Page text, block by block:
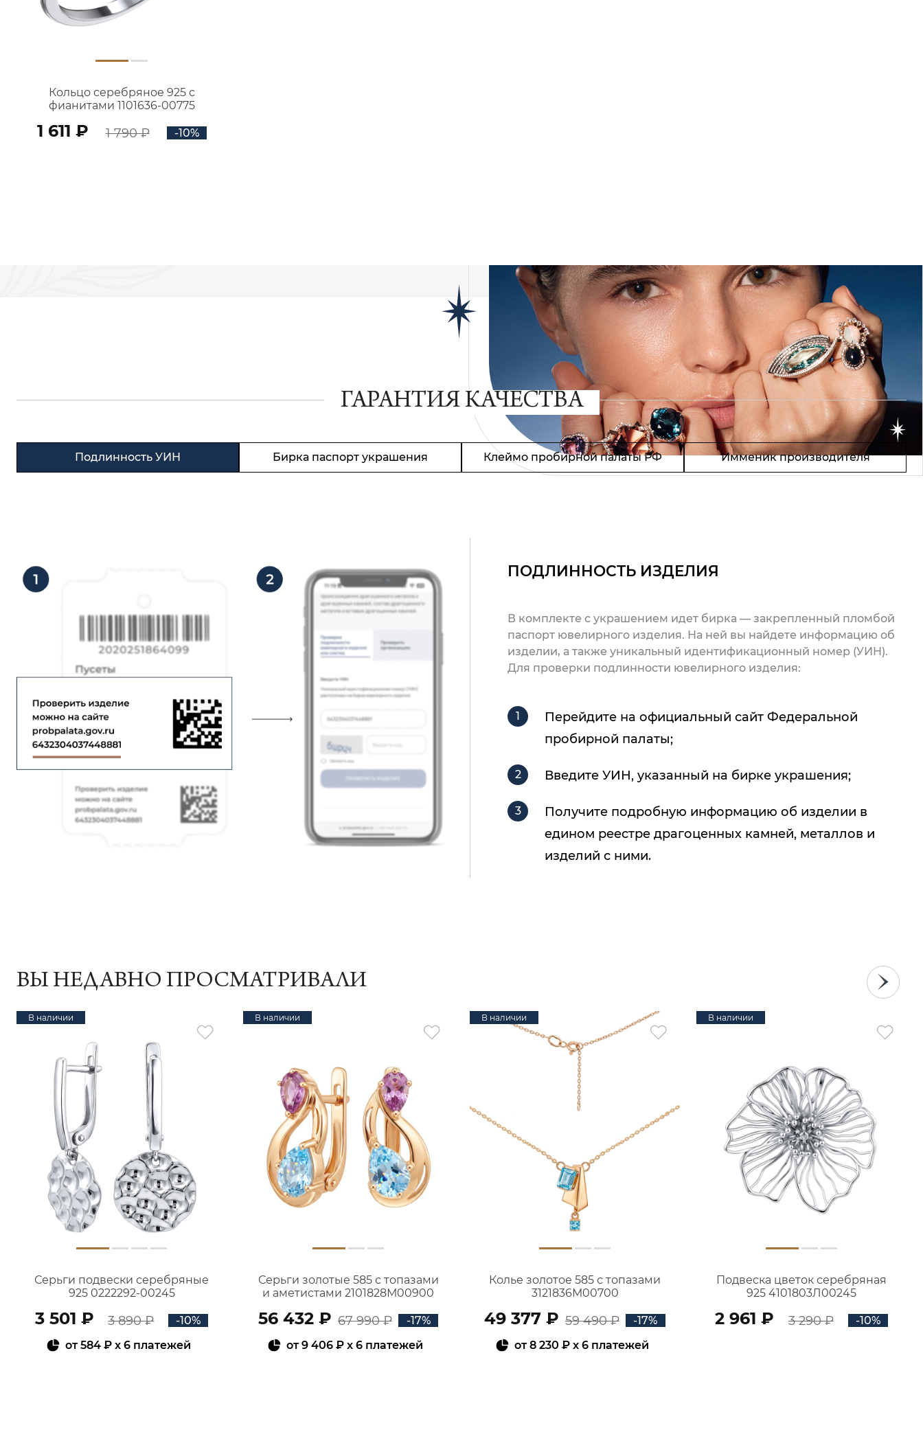
Кольцо серебряное 925 с
фианитами 1101636-00775
1 611 ₽ 1 790 ₽ -10%
ГАРАНТИЯ КАЧЕСТВА
Подлинность УИН Бирка паспорт украшения Клеймо пробирной палаты РФ Имменик производителя
ПОДЛИННОСТЬ ИЗДЕЛИЯ
В комплекте с украшением идет бирка — закрепленный пломбой
паспорт ювелирного изделия. На ней вы найдете информацию об
изделии, а также уникальный идентификационный номер (УИН).
Для проверки подлинности ювелирного изделия:
Перейдите на официальный сайт Федеральной
пробирной палаты;
Введите УИН, указанный на бирке украшения;
Получите подробную информацию об изделии в
едином реестре драгоценных камней, металлов и
изделий с ними.
ВЫ НЕДАВНО ПРОСМАТРИВАЛИ
В наличии
Серьги подвески серебряные
925 0222292-00245
3 501 ₽ 3 890 ₽
-10%
от584 ₽ x 6 платежей
В наличии
Серьги золотые 585 с топазами
и аметистами 2101828М00900
56 432 ₽ 67 990 ₽
-17%
от9 406 ₽ x 6 платежей
В наличии
Колье золотое 585 с топазами
3121836М00700
49 377 ₽ 59 490 ₽
-17%
от8 230 ₽x 6 платежей
В наличии
Подвеска цветок серебряная
925 4101803Л00245
2 961 ₽ 3 290 ₽ -10%